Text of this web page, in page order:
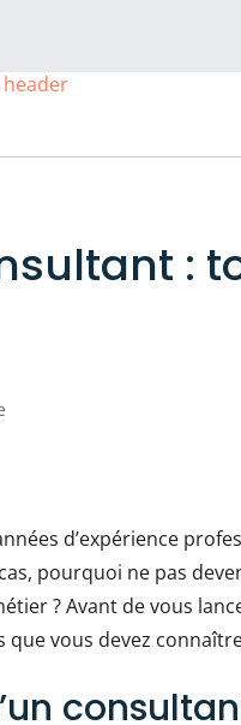
:
d’expérience
pourquoi ne pas
? Avant de vous
que vous devez